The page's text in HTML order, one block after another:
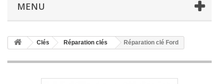
MENU
Clés Réparation clés Réparation clé Ford